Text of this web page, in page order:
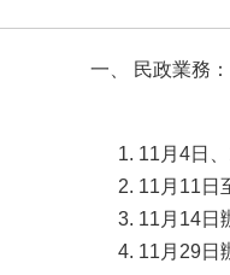
一、 民政業務：
11月4日
11月11日
11月14日
11月29日